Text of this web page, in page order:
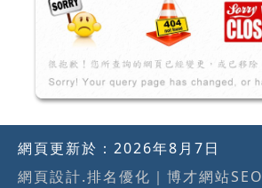
網頁更新於： 2026年8月7日
網頁設計.排名優化 ｜ 博才網站SEO